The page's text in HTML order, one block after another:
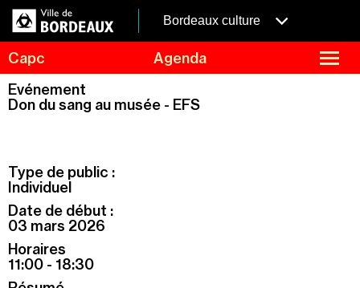
Aller
contenu
principal
menubordeaux
Bordeaux culture
Capc Agenda
fermer
le
menu
Menu
de
Agenda
Expositions
Collection
Le Capc
Mécénat et privatisation
Evénement
Don du sang au musée - EFS
Type de public :
Individuel
Date de début :
03 mars 2026
Horaires
11:00 - 18:30
Panneau de gestion des cookies